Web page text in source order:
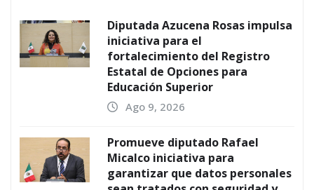
Diputada Azucena Rosas impulsa
iniciativa para el
fortalecimiento del Registro
Estatal de Opciones para
Educación Superior
Ago 9, 2026
Promueve diputado Rafael
Micalco iniciativa para
garantizar que datos personales